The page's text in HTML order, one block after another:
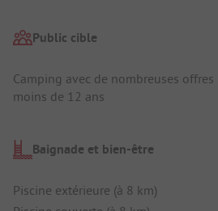
Public cible
Camping avec de nombreuses
moins de 12 ans
Baignade et bien-être
Piscine extérieure (à 8 km)